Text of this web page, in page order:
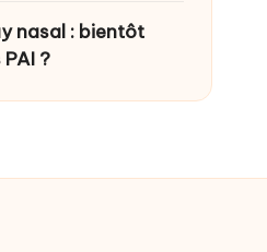
nasal : bientôt
?